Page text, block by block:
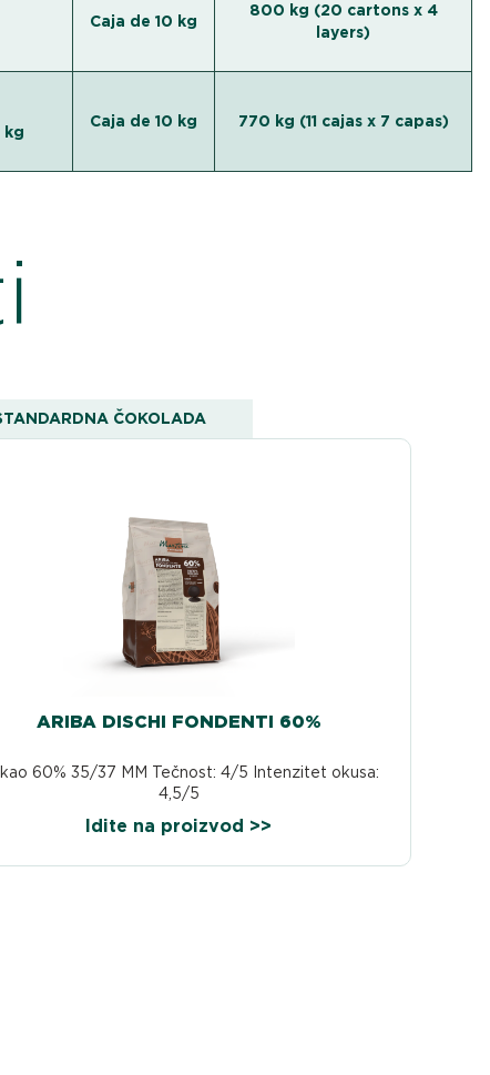
Caja de 10 kg
800 kg (20 cartons x 4
layers)
Caja de 10 kg 770 kg (11 cajas x 7 capas)
ČOKOLADA
ARIBA DISCHI FONDENTI 60%
60% 35/37 MM Tečnost: 4/5 Intenzitet okusa:
4,5/5
Idite na proizvod >>